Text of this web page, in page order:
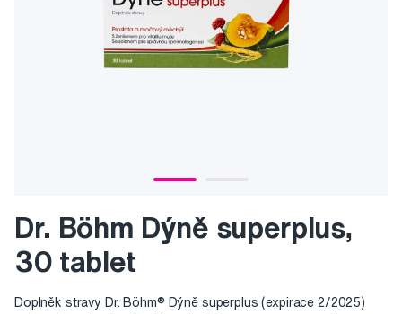
Dr. Böhm Dýně superplus,
30 tablet
Doplněk stravy Dr. Böhm® Dýně superplus (expirace 2/2025)